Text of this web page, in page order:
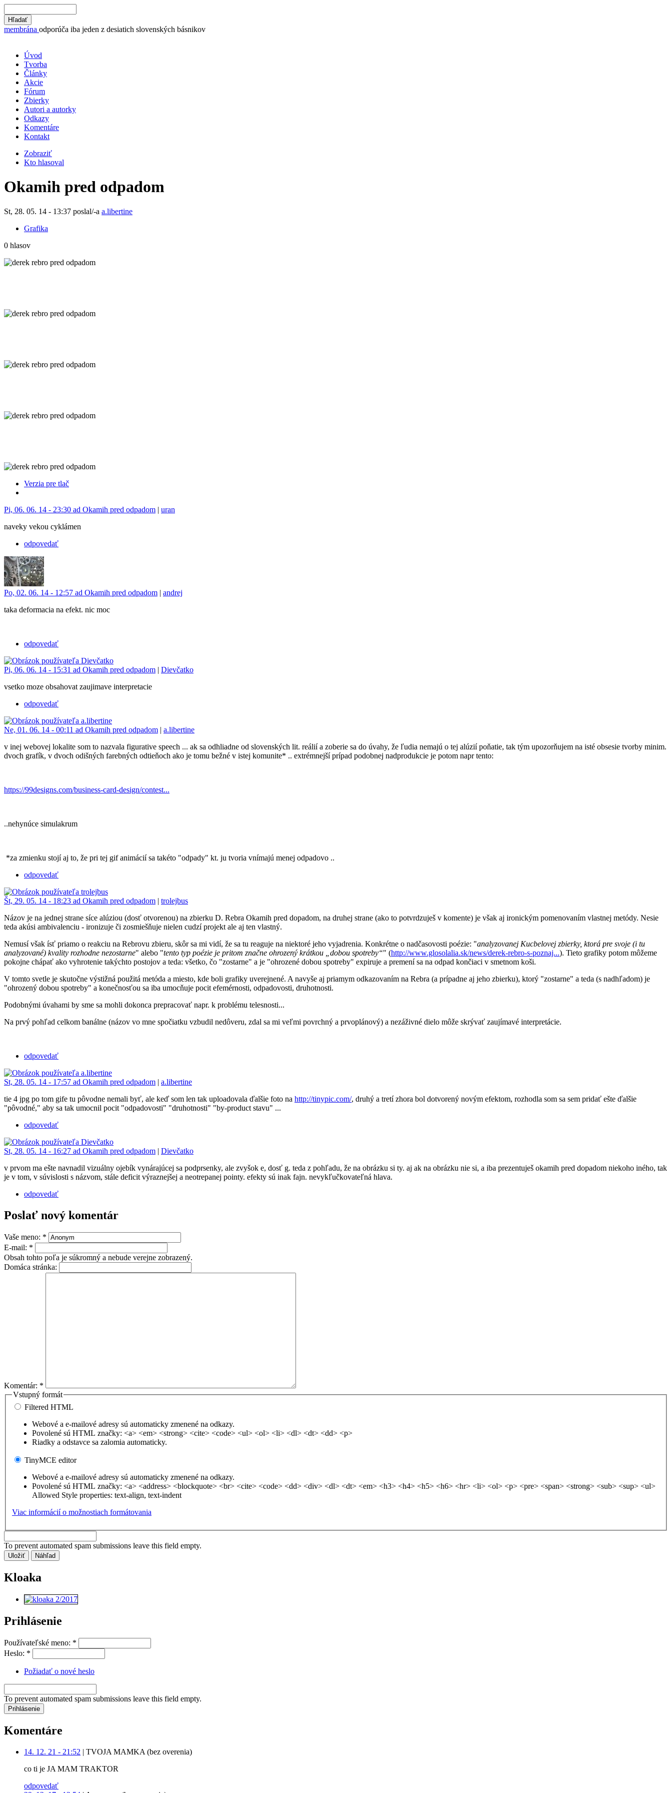
membrána odporúča iba jeden z desiatich slovenských básnikov
Úvod
Tvorba
Články
Akcie
Fórum
Zbierky
Autori a autorky
Odkazy
Komentáre
Kontakt
Zobraziť
Kto hlasoval
Okamih pred odpadom
St, 28. 05. 14 - 13:37 poslal/-a a.libertine
Grafika
0 hlasov
Verzia pre tlač
Pi, 06. 06. 14 - 23:30 ad Okamih pred odpadom | uran
naveky vekou cyklámen
odpovedať
Po, 02. 06. 14 - 12:57 ad Okamih pred odpadom | andrej
taka deformacia na efekt. nic moc
odpovedať
Pi, 06. 06. 14 - 15:31 ad Okamih pred odpadom | Dievčatko
vsetko moze obsahovat zaujimave interpretacie
odpovedať
Ne, 01. 06. 14 - 00:11 ad Okamih pred odpadom | a.libertine
v inej webovej lokalite som to nazvala figurative speech ... ak sa odhliadne od slovenských lit. reálií a zoberie sa do úvahy, že ľudia nemajú o tej alúzií poňatie, tak tým upozorňujem na isté obsesie tvorby minim.
dvoch grafík, v dvoch odišných farebných odtieňoch ako je tomu bežné v istej komunite* .. extrémnejší prípad podobnej nadprodukcie je potom napr tento:
https://99designs.com/business-card-design/contest...
..nehynúce simulakrum
*za zmienku stojí aj to, že pri tej gif animácií sa takéto "odpady" kt. ju tvoria vnímajú menej odpadovo ..
odpovedať
Št, 29. 05. 14 - 18:23 ad Okamih pred odpadom | trolejbus
Názov je na jednej strane síce alúziou (dosť otvorenou) na zbierku D. Rebra Okamih pred dopadom, na druhej strane (ako to potvrdzuješ v komente) je však aj ironickým pomenovaním vlastnej metódy. Nesie
teda akúsi ambivalenciu - ironizuje či zosmiešňuje nielen cudzí projekt ale aj ten vlastný.
Nemusí však ísť priamo o reakciu na Rebrovu zbieru, skôr sa mi vidí, že sa tu reaguje na niektoré jeho vyjadrenia. Konkrétne o nadčasovosti poézie: "analyzovanej Kucbelovej zbierky, ktorá pre svoje (i tu
analyzované) kvality rozhodne nezostarne" alebo "tento typ poézie je pritom značne ohrozený krátkou „dobou spotreby“" (http://www.glosolalia.sk/news/derek-rebro-s-poznaj...). Tieto grafiky potom môžeme
pokojne chápať ako vyhrotenie takýchto postojov a teda: všetko, čo "zostarne" a je "ohrozené dobou spotreby" expiruje a premení sa na odpad končiaci v smetnom koši.
V tomto svetle je skutočne výstižná použitá metóda a miesto, kde boli grafiky uverejnené. A navyše aj priamym odkazovaním na Rebra (a prípadne aj jeho zbierku), ktorý "zostarne" a teda (s nadhľadom) je
"ohrozený dobou spotreby" a konečnosťou sa iba umocňuje pocit efemérnosti, odpadovosti, druhotnosti.
Podobnými úvahami by sme sa mohli dokonca prepracovať napr. k problému telesnosti...
Na prvý pohľad celkom banálne (názov vo mne spočiatku vzbudil nedôveru, zdal sa mi veľmi povrchný a prvoplánový) a nezáživné dielo môže skrývať zaujímavé interpretácie.
odpovedať
St, 28. 05. 14 - 17:57 ad Okamih pred odpadom | a.libertine
tie 4 jpg po tom gife tu pôvodne nemali byť, ale keď som len tak uploadovala ďalšie foto na http://tinypic.com/, druhý a tretí zhora bol dotvorený novým efektom, rozhodla som sa sem pridať ešte ďalšie
"pôvodné," aby sa tak umocnil pocit "odpadovosti" "druhotnosti" "by-product stavu" ...
odpovedať
St, 28. 05. 14 - 16:27 ad Okamih pred odpadom | Dievčatko
v prvom ma ešte navnadil vizuálny ojebík vynárajúcej sa podprsenky, ale zvyšok e, dosť g. teda z pohľadu, že na obrázku si ty. aj ak na obrázku nie si, a iba prezentuješ okamih pred dopadom niekoho iného, tak
je v tom, v súvislosti s názvom, stále deficit výraznejšej a neotrepanej pointy. efekty sú inak fajn. nevykľučkovateľná hlava.
odpovedať
Poslať nový komentár
Vaše meno: *
E-mail: *
Obsah tohto poľa je súkromný a nebude verejne zobrazený.
Domáca stránka:
Komentár: *
Vstupný formát
Filtered HTML
Webové a e-mailové adresy sú automaticky zmenené na odkazy.
Povolené sú HTML značky: <a> <em> <strong> <cite> <code> <ul> <ol> <li> <dl> <dt> <dd> <p>
Riadky a odstavce sa zalomia automaticky.
TinyMCE editor
Webové a e-mailové adresy sú automaticky zmenené na odkazy.
Povolené sú HTML značky: <a> <address> <blockquote> <br> <cite> <code> <dd> <div> <dl> <dt> <em> <h3> <h4> <h5> <h6> <hr> <li> <ol> <p> <pre> <span> <strong> <sub> <sup> <ul>
Allowed Style properties: text-align, text-indent
Viac informácií o možnostiach formátovania
To prevent automated spam submissions leave this field empty.
Kloaka
Prihlásenie
Používateľské meno: *
Heslo: *
Požiadať o nové heslo
To prevent automated spam submissions leave this field empty.
Komentáre
14. 12. 21 - 21:52 | TVOJA MAMKA (bez overenia)
co ti je JA MAM TRAKTOR
odpovedať